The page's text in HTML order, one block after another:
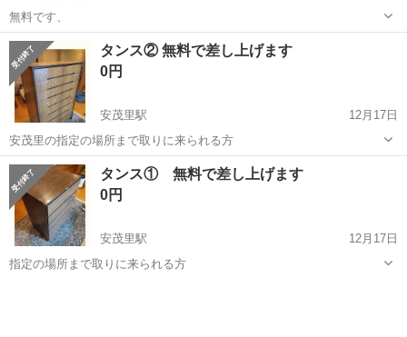
無料です、
長野 長野駅 カーペット/マット/ラグ
タンス② 無料で差し上げます
0円
安茂里駅
12月17日
安茂里の指定の場所まで取りに来られる方
長野 長野市 安茂里駅 カーペット/マット/ラグ
タンス① 無料で差し上げます
0円
安茂里駅
12月17日
指定の場所まで取りに来られる方